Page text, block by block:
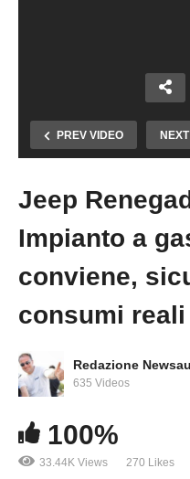
PREV VIDEO
Copy
Jeep Renegade 4xe
?? ? SOS
Jeep
Impianto a
conviene,
consumi reali
Redazione
635 Videos
100%
33.44K Views 270 Likes